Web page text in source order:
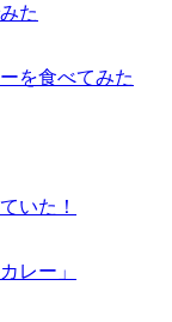
た
を食べてみた
いた！
レー」